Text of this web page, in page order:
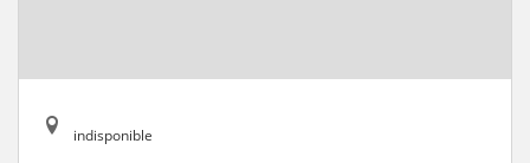
indisponible